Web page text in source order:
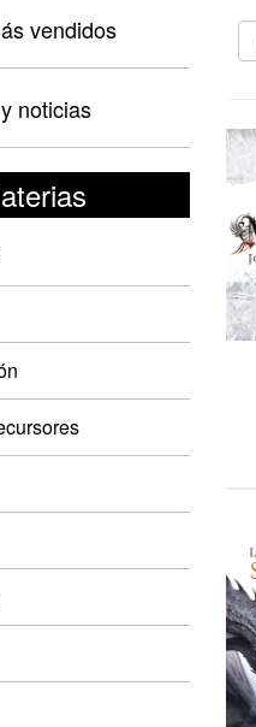
vendidos
noticias